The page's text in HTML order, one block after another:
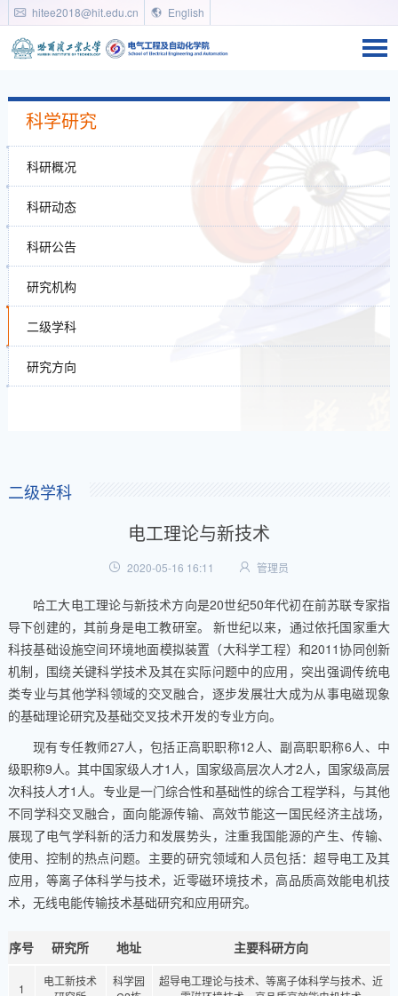
hitee2018@hit.edu.cn English
科学研究
科研概况
科研动态
科研公告
研究机构
二级学科
研究方向
二级学科
电工理论与新技术
2020-05-16 16:11 管理员
哈工大电工理论与新技术方向是20世纪50年代初在前苏联专家指
导下创建的，其前身是电工教研室。 新世纪以来，通过依托国家重大
科技基础设施空间环境地面模拟装置（大科学工程）和2011协同创新
机制，围绕关键科学技术及其在实际问题中的应用，突出强调传统电
类专业与其他学科领域的交叉融合，逐步发展壮大成为从事电磁现象
的基础理论研究及基础交叉技术开发的专业方向。
现有专任教师27人，包括正高职职称12人、副高职职称6人、中
级职称9人。其中国家级人才1人，国家级高层次人才2人，国家级高层
次科技人才1人。专业是一门综合性和基础性的综合工程学科，与其他
不同学科交叉融合，面向能源传输、高效节能这一国民经济主战场，
展现了电气学科新的活力和发展势头，注重我国能源的产生、传输、
使用、控制的热点问题。主要的研究领域和人员包括：超导电工及其
应用，等离子体科学与技术，近零磁环境技术，高品质高效能电机技
术，无线电能传输技术基础研究和应用研究。
序号 研究所 地址 主要科研方向
1
电工新技术
科学园
超导电工理论与技术、等离子体科学与技术、近